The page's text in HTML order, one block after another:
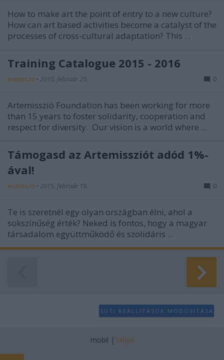
How to make art the point of entry to a new culture?
How can art based activities become a catalyst of the
processes of cross-cultural adaptation? This ...
Training Catalogue 2015 - 2016
evatessza • 2015. február 25. 0
Artemisszió Foundation has been working for more
than 15 years to foster solidarity, cooperation and
respect for diversity. Our vision is a world where ...
Támogasd az Artemissziót adód 1%-
ával!
evatessza • 2015. február 19. 0
Te is szeretnél egy olyan országban élni, ahol a
sokszínűség érték? Neked is fontos, hogy a magyar
társadalom együttműködő és szolidáris ...
SÜTI BEÁLLÍTÁSOK MÓDOSÍTÁSA
mobil | teljes